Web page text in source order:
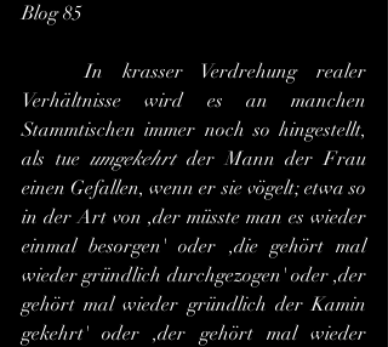
Blog 85
	In krasser Verdrehung realer
Verhältnisse wird es an manchen
Stammtischen immer noch so hingestellt,
als tue umgekehrt der Mann der Frau
einen Gefallen, wenn er sie vögelt; etwa so
in der Art von ,der müsste man es wieder
einmal besorgen' oder ,die gehört mal
wieder gründlich durchgezogen' oder ,der
gehört mal wieder gründlich der Kamin
gekehrt' oder ,der gehört mal wieder